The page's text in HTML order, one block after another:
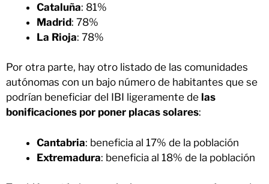
Cataluña: 81%
Madrid: 78%
La Rioja: 78%
Por otra parte, hay otro listado de las comunidades
autónomas con un bajo número de habitantes que se
podrían beneficiar del IBI ligeramente de las
bonificaciones por poner placas solares:
Cantabria: beneficia al 17% de la población
Extremadura: beneficia al 18% de la población